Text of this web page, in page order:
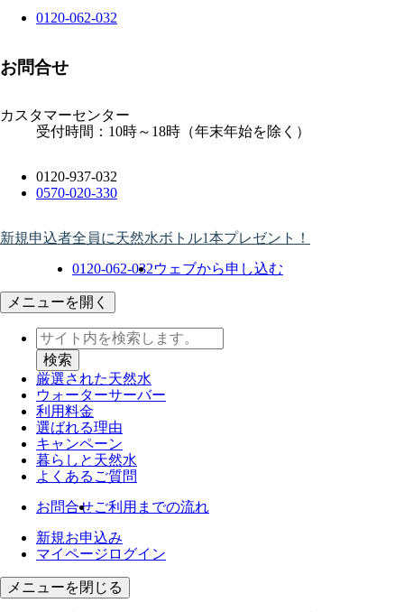
0120-062-032
お問合せ
カスタマーセンター
受付時間：10時～18時（年末年始を除く）
0120-937-032
0570-020-330
新規申込者全員に天然水ボトル1本プレゼント！
0120-062-032ウェブから申し込む
メニューを開く
厳選された天然水
ウォーターサーバー
利用料金
選ばれる理由
キャンペーン
暮らしと天然水
よくあるご質問
お問合せご利用までの流れ
新規お申込み
マイページログイン
メニューを閉じる